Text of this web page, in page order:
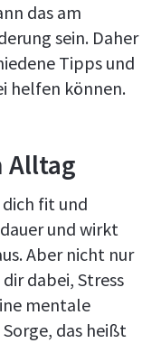
das am
sein. Daher
Tipps und
helfen können.
Alltag
fit und
und wirkt
Aber nicht nur
dabei, Stress
mentale
das heißt